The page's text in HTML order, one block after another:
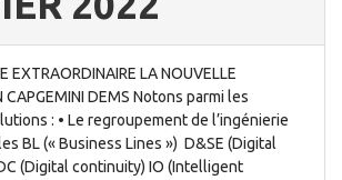
EXTRAORDINAIRE LA NOUVELLE
CAPGEMINI DEMS Notons parmi les
: • Le regroupement de l’ingénierie
BL (« Business Lines ») D&SE (Digital
(Digital continuity) IO (Intelligent